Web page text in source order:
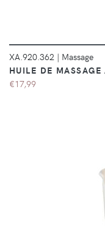
XA.920.362 | Massage
HUILE DE
€17,99